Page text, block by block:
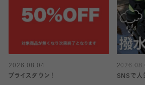
2026.08.04
プライスダウン！
SNSで人